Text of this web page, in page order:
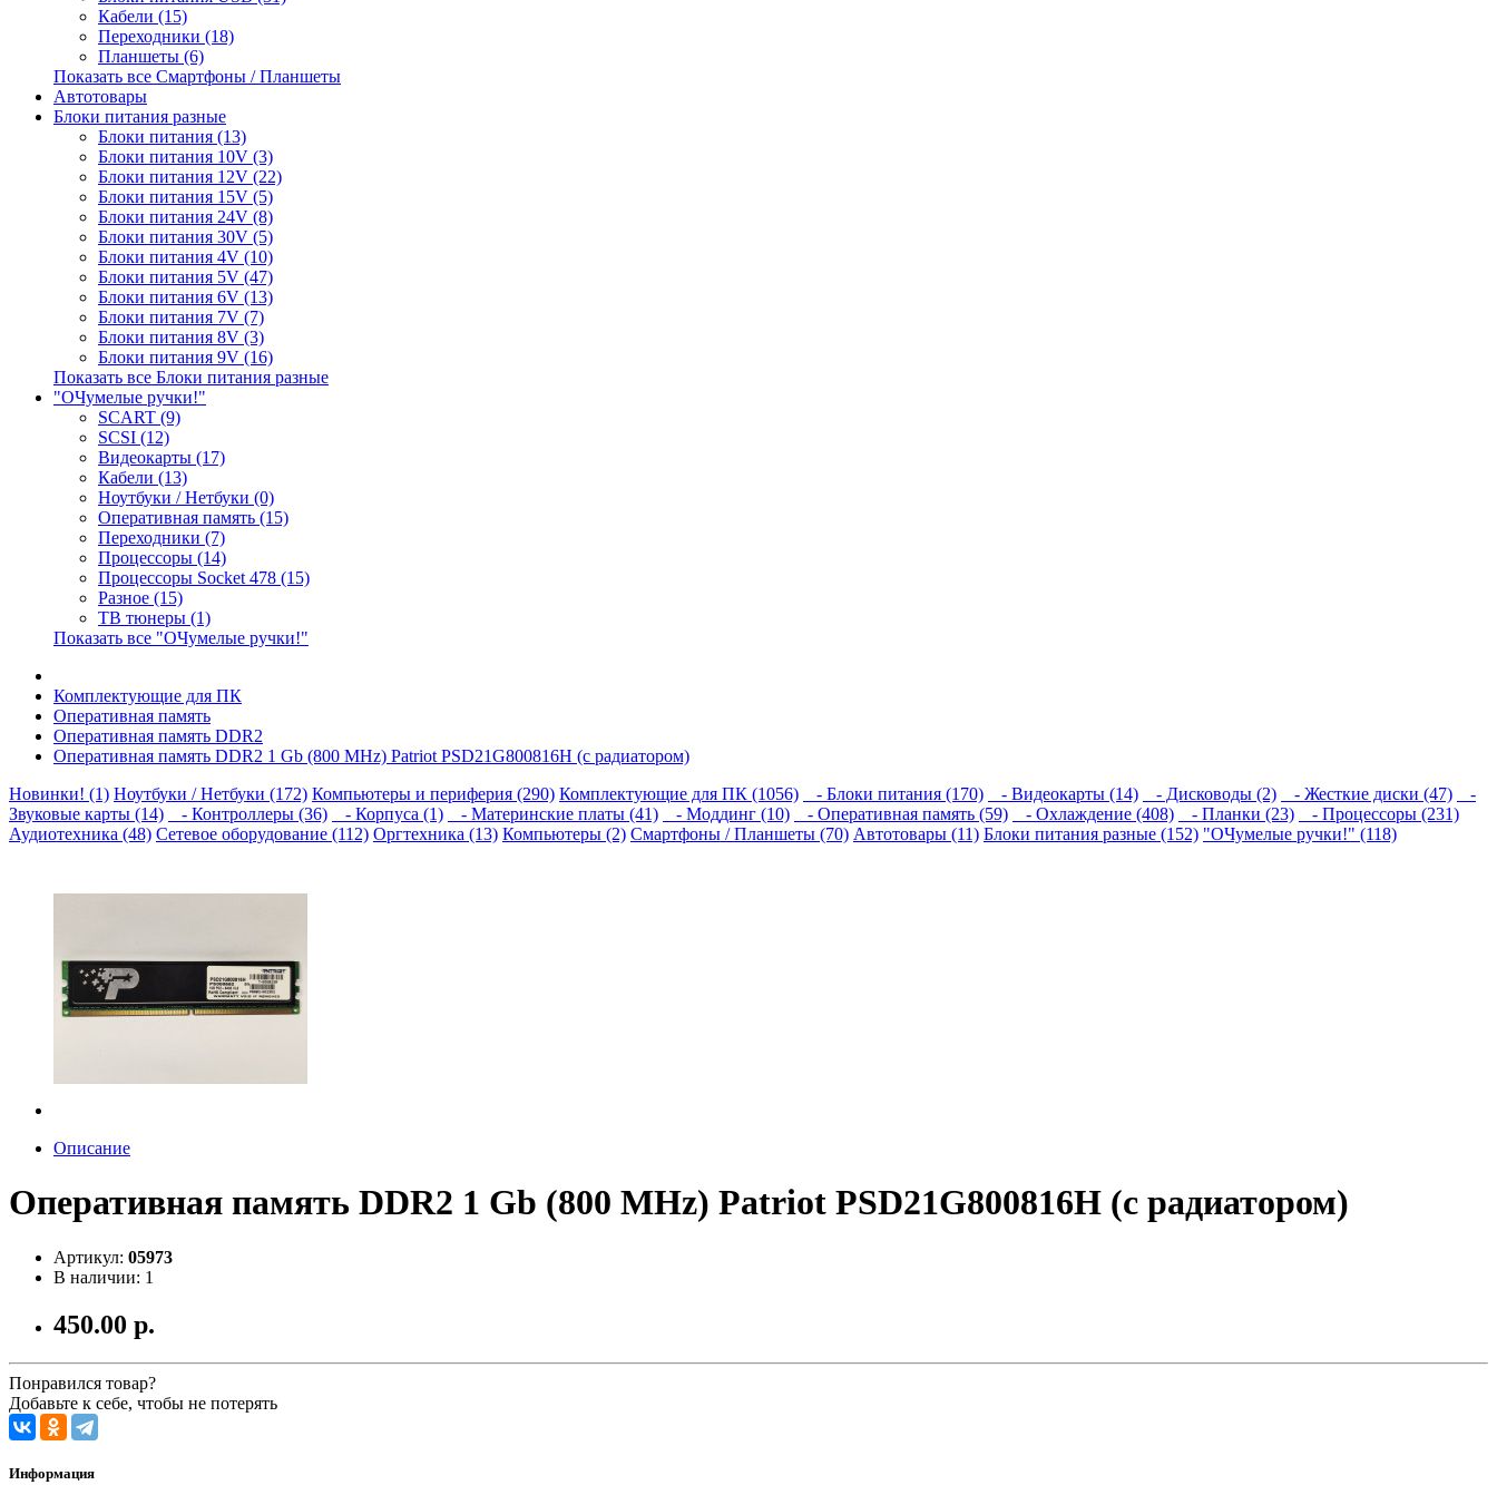
Кабели (15)
Переходники (18)
Планшеты (6)
Показать все Смартфоны / Планшеты
Автотовары
Блоки питания разные
Блоки питания (13)
Блоки питания 10V (3)
Блоки питания 12V (22)
Блоки питания 15V (5)
Блоки питания 24V (8)
Блоки питания 30V (5)
Блоки питания 4V (10)
Блоки питания 5V (47)
Блоки питания 6V (13)
Блоки питания 7V (7)
Блоки питания 8V (3)
Блоки питания 9V (16)
Показать все Блоки питания разные
"ОЧумелые ручки!"
SCART (9)
SCSI (12)
Видеокарты (17)
Кабели (13)
Ноутбуки / Нетбуки (0)
Оперативная память (15)
Переходники (7)
Процессоры (14)
Процессоры Socket 478 (15)
Разное (15)
ТВ тюнеры (1)
Показать все "ОЧумелые ручки!"
Комплектующие для ПК
Оперативная память
Оперативная память DDR2
Оперативная память DDR2 1 Gb (800 MHz) Patriot PSD21G800816H (с радиатором)
Новинки! (1) Ноутбуки / Нетбуки (172) Компьютеры и периферия (290) Комплектующие для ПК (1056) - Блоки питания (170) - Видеокарты (14) - Дисководы (2) - Жесткие диски (47)
-
Звуковые карты (14)
- Контроллеры (36) - Корпуса (1) - Материнские платы (41) - Моддинг (10) - Оперативная память (59) - Охлаждение (408) - Планки (23)
- Процессоры (231)
Аудиотехника (48) Сетевое оборудование (112) Оргтехника (13) Компьютеры (2) Смартфоны / Планшеты (70) Автотовары (11) Блоки питания разные (152) "ОЧумелые ручки!" (118)
Описание
Оперативная память DDR2 1 Gb (800 MHz) Patriot PSD21G800816H (с радиатором)
Артикул: 05973
В наличии: 1
450.00 р.
Понравился товар?
Добавьте к себе, чтобы не потерять
Информация